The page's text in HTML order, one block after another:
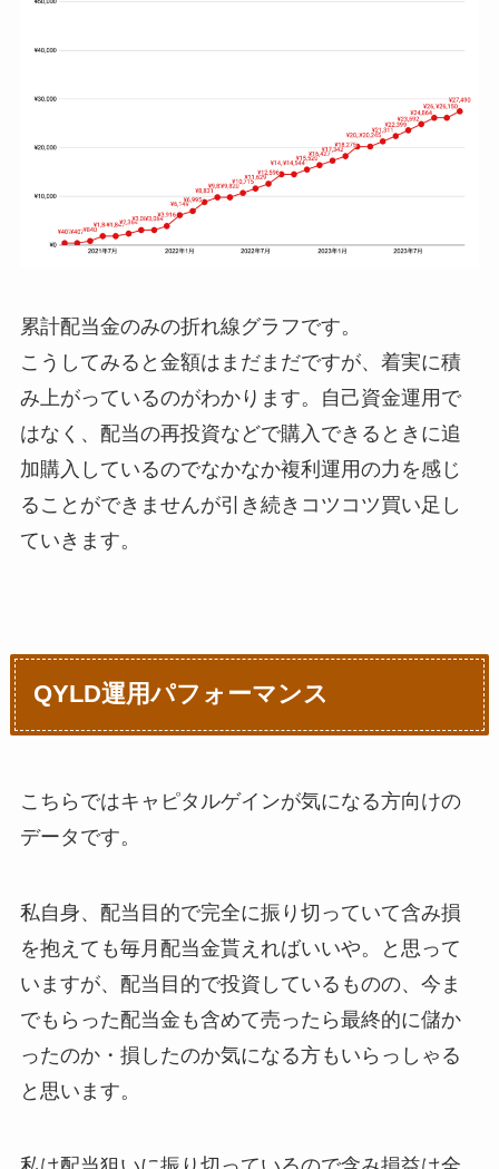
累計配当金のみの折れ線グラフです。
こうしてみると金額はまだまだですが、着実に積
み上がっているのがわかります。自己資金運用で
はなく、配当の再投資などで購入できるときに追
加購入しているのでなかなか複利運用の力を感じ
ることができませんが引き続きコツコツ買い足し
ていきます。
QYLD運用パフォーマンス
こちらではキャピタルゲインが気になる方向けの
データです。
私自身、配当目的で完全に振り切っていて含み損
を抱えても毎月配当金貰えればいいや。と思って
いますが、配当目的で投資しているものの、今ま
でもらった配当金も含めて売ったら最終的に儲か
ったのか・損したのか気になる方もいらっしゃる
と思います。